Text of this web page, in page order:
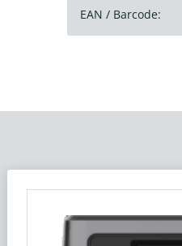
EAN / Barcode: